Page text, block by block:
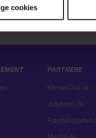
cookies
PARTNERE
KitchenOne.dk
Jollyroom.dk